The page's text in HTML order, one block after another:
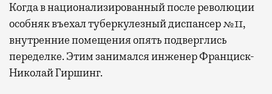
Когда в национализированный после революции
особняк въехал туберкулезный диспансер №11,
внутренние помещения опять подверглись
переделке. Этим занимался инженер Франциск-
Николай Гиршинг.